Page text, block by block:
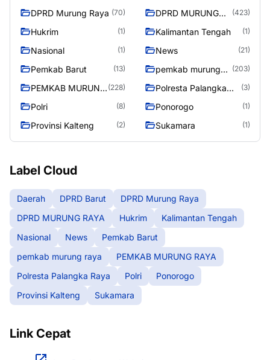
DPRD Murung Raya (70)
DPRD MURUNG
(423)
Hukrim (1) Kalimantan Tengah (1)
Nasional (1) News (21)
Pemkab Barut (13)
pemkab murung
(203)
PEMKAB MURUNG (228)
Polresta Palangka
(3)
Polri (8) Ponorogo (1)
Provinsi Kalteng (2) Sukamara (1)
Label Cloud
Daerah DPRD Barut
DPRD Murung Raya
DPRD MURUNG RAYA
Hukrim
Kalimantan Tengah
Nasional
News
Pemkab Barut
pemkab murung raya
PEMKAB MURUNG RAYA
Polresta Palangka Raya
Polri
Ponorogo
Provinsi Kalteng
Sukamara
Link Cepat